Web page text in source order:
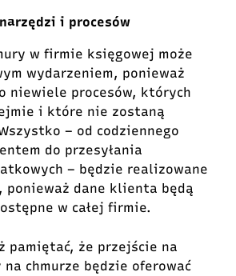
i procesów
w firmie księgowej może
wydarzeniem, ponieważ
niewiele procesów, których
i które nie zostaną
– od codziennego
do przesyłania
– będzie realizowane
ponieważ dane klienta będą
w całej firmie.
pamiętać, że przejście na
chmurze będzie oferować